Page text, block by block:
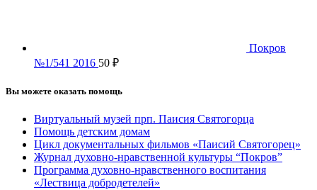
Покров
№1/541 2016 50 ₽
Вы можете оказать помощь
Виртуальный музей прп. Паисия Святогорца
Помощь детским домам
Цикл документальных фильмов «Паисий Святогорец»
Журнал духовно-нравственной культуры “Покров”
Программа духовно-нравственного воспитания
«Лествица добродетелей»